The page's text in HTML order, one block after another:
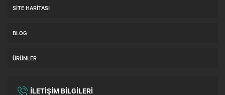
SITE HARITASI
BLOG
ÜRÜNLER
İLETİŞİM BİLGİLERİ